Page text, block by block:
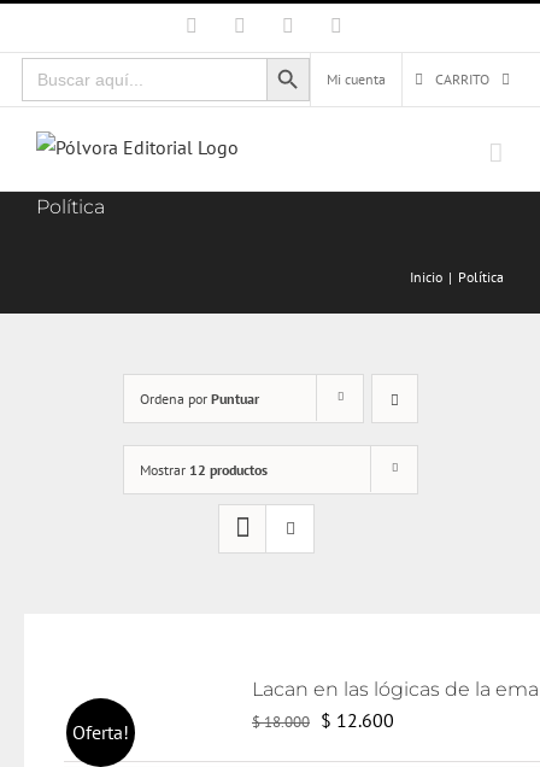
al
contenido
Facebook Instagram
Buscar:
Botón de búsqueda
Mi cuenta
CARRITO
Política
Inicio Política
Ordena por Puntuar
Mostrar 12 productos
Oferta! $18.000 El
$ 12.600